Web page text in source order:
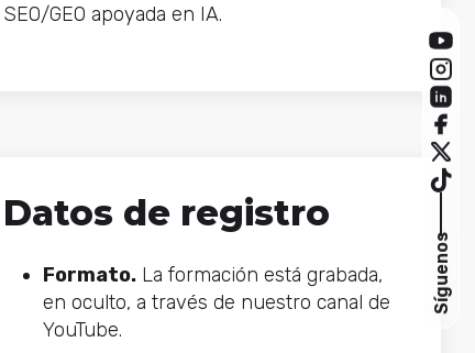
SEO/GEO apoyada en IA.
Datos de registro
Formato.La formación está grabada,
en oculto, a través de nuestro canal de
YouTube.
Síguenos